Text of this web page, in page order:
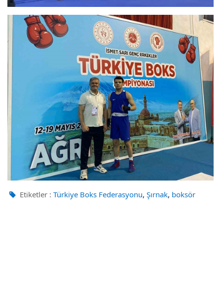
Etiketler : Türkiye Boks Federasyonu, Şırnak, boksör